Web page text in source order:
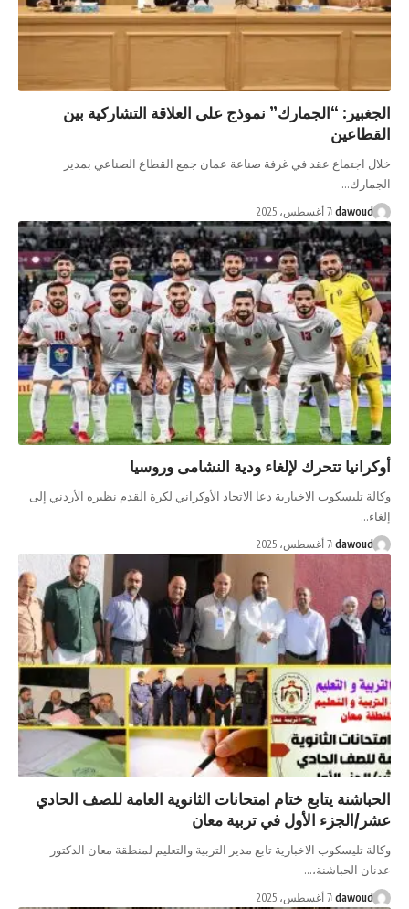
“الجمارك” نموذج على العلاقة التشاركية بين
عقد في غرفة صناعة عمان جمع القطاع الصناعي بمدير
7 أغسطس، 2025
تتحرك لإلغاء ودية النشامى وروسيا
الاخبارية دعا الاتحاد الأوكراني لكرة القدم نظيره الأردني إلى
7 أغسطس، 2025
يتابع ختام امتحانات الثانوية العامة للصف الحادي
الأول في تربية معان
الاخبارية تابع مدير التربية والتعليم لمنطقة معان الدكتور
7 أغسطس، 2025